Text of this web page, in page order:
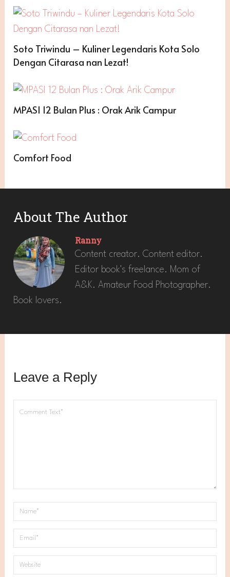
Soto Triwindu – Kuliner Legendaris Kota Solo
Dengan Citarasa nan Lezat!
MPASI 12 Bulan Plus : Orak Arik Campur
Comfort Food
About The Author
Ranny
Content creator. Content editor.
Editor book's freelance. Mom of
A&K. Amateur Food Photographer.
Book lovers.
Leave a Reply